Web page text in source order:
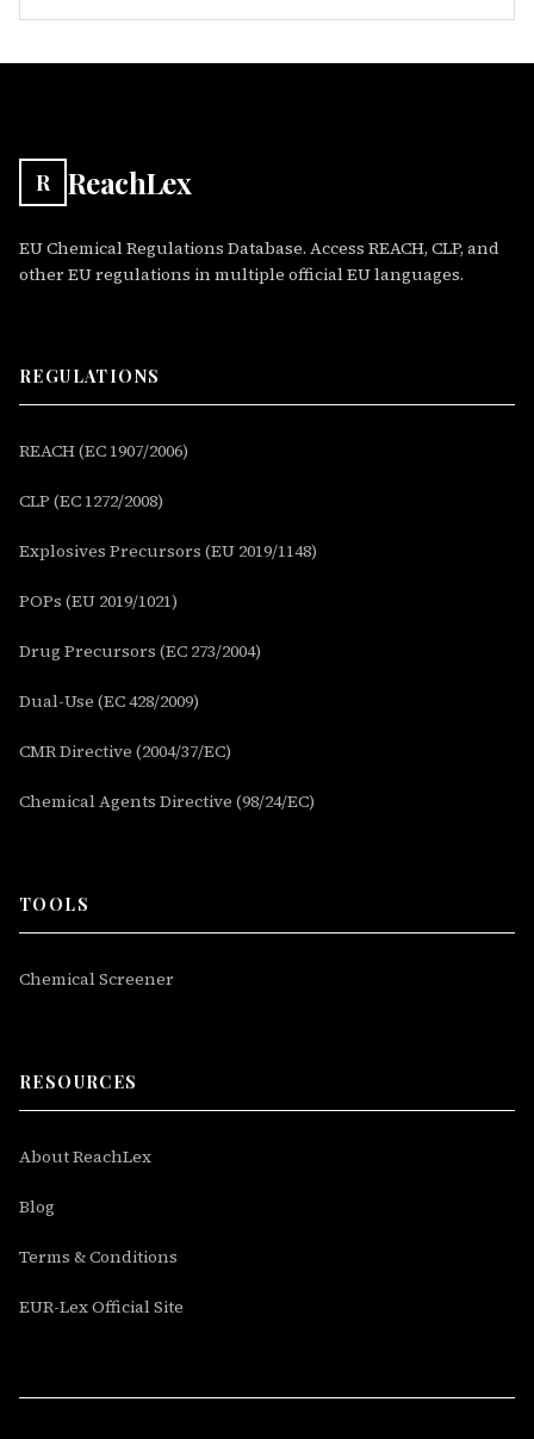
R ReachLex
EU Chemical Regulations Database. Access REACH, CLP, and
other EU regulations in multiple official EU languages.
REGULATIONS
REACH (EC 1907/2006)
CLP (EC 1272/2008)
Explosives Precursors (EU 2019/1148)
POPs (EU 2019/1021)
Drug Precursors (EC 273/2004)
Dual-Use (EC 428/2009)
CMR Directive (2004/37/EC)
Chemical Agents Directive (98/24/EC)
TOOLS
Chemical Screener
RESOURCES
About ReachLex
Blog
Terms & Conditions
EUR-Lex Official Site